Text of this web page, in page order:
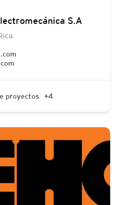
S.A
proyectos +4